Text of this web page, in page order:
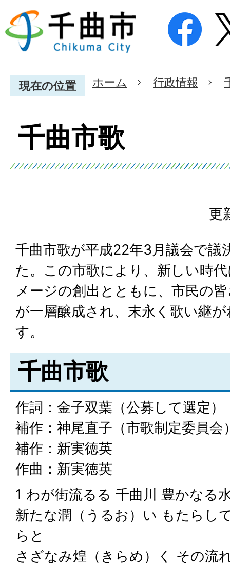
現在の位置 ホーム 行政情報
千曲市歌
更
千曲市歌が平成22年3月議会で議
た。この市歌により、新しい時
メージの創出とともに、市民の
が一層醸成され、末永く歌い継
す。
千曲市歌
作詞：金子双葉（公募して選定）
補作：神尾直子（市歌制定委員会
補作：新実徳英
作曲：新実徳英
1 わが街流るる 千曲川 豊かなる
新たな潤（うるお）い もたらし
らと
さざなみ煌（きらめ）く その流